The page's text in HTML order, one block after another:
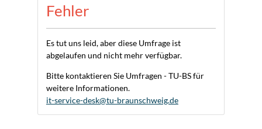
Fehler
Es tut uns leid, aber diese Umfrage ist
abgelaufen und nicht mehr verfügbar.
Bitte kontaktieren Sie Umfragen - TU-BS für
weitere Informationen.
it-service-desk@tu-braunschweig.de